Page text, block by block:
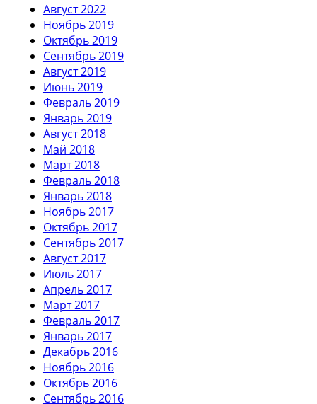
Август 2022
Ноябрь 2019
Октябрь 2019
Сентябрь 2019
Август 2019
Июнь 2019
Февраль 2019
Январь 2019
Август 2018
Май 2018
Март 2018
Февраль 2018
Январь 2018
Ноябрь 2017
Октябрь 2017
Сентябрь 2017
Август 2017
Июль 2017
Апрель 2017
Март 2017
Февраль 2017
Январь 2017
Декабрь 2016
Ноябрь 2016
Октябрь 2016
Сентябрь 2016